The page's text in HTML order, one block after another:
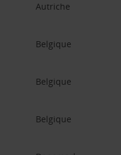
Autriche
Belgique
Belgique
Belgique